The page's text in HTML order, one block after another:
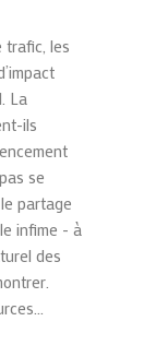
trafic, les
La
ils
se
partage
infime - à
des